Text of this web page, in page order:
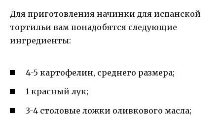
Для приготовления начинки для испанской
тортильи вам понадобятся следующие
ингредиенты:
4-5 картофелин, среднего размера;
1 красный лук;
3-4 столовые ложки оливкового масла;